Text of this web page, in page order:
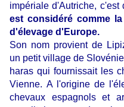
impériale d'Autriche, c'est
est considéré comme
d'élevage d'Europe.
Son nom provient de
un petit village de
haras qui fournissait les
Vienne. A l'origine de
chevaux espagnols et